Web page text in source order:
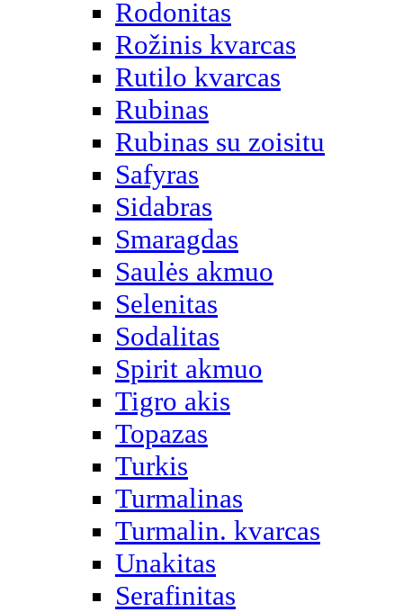
Rodonitas
Rožinis kvarcas
Rutilo kvarcas
Rubinas
Rubinas su zoisitu
Safyras
Sidabras
Smaragdas
Saulės akmuo
Selenitas
Sodalitas
Spirit akmuo
Tigro akis
Topazas
Turkis
Turmalinas
Turmalin. kvarcas
Unakitas
Serafinitas